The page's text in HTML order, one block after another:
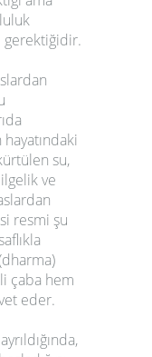
gerektiğidir.
su,
ve
resmi şu
çaba hem
eder.